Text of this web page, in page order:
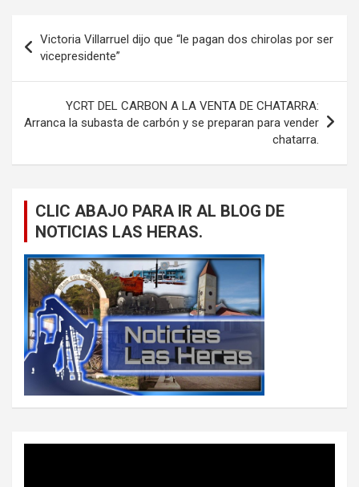
de
entradas
Victoria Villarruel dijo que “le pagan dos chirolas por ser
vicepresidente”
YCRT DEL CARBON A LA VENTA DE CHATARRA:
Arranca la subasta de carbón y se preparan para vender
chatarra.
CLIC ABAJO PARA IR AL BLOG DE
NOTICIAS LAS HERAS.